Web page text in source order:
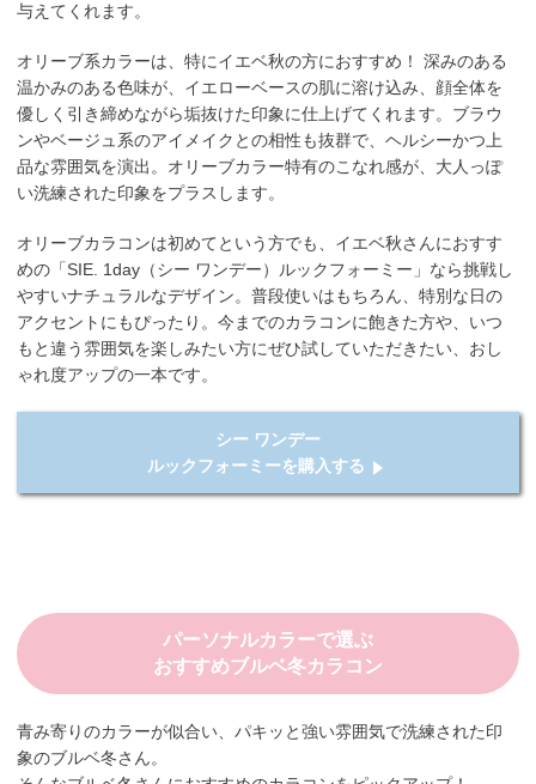
与えてくれます。
オリーブ系カラーは、特にイエベ秋の方におすすめ！ 深みのある
温かみのある色味が、イエローベースの肌に溶け込み、顔全体を
優しく引き締めながら垢抜けた印象に仕上げてくれます。ブラウ
ンやベージュ系のアイメイクとの相性も抜群で、ヘルシーかつ上
品な雰囲気を演出。オリーブカラー特有のこなれ感が、大人っぽ
い洗練された印象をプラスします。
オリーブカラコンは初めてという方でも、イエベ秋さんにおすす
めの「SIE. 1day（シー ワンデー）ルックフォーミー」なら挑戦し
やすいナチュラルなデザイン。普段使いはもちろん、特別な日の
アクセントにもぴったり。今までのカラコンに飽きた方や、いつ
もと違う雰囲気を楽しみたい方にぜひ試していただきたい、おし
ゃれ度アップの一本です。
シー ワンデー
ルックフォーミーを購入する
パーソナルカラーで選ぶ
おすすめブルベ冬カラコン
青み寄りのカラーが似合い、パキッと強い雰囲気で洗練された印
象のブルベ冬さん。